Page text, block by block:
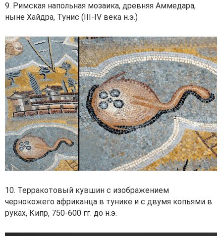
9. Римская напольная мозаика, древняя Аммедара,
ныне Хайдра, Тунис (III-IV века н.э.)
10. Терракотовый кувшин с изображением
чернокожего африканца в тунике и с двумя копьями в
руках, Кипр, 750-600 гг. до н.э.